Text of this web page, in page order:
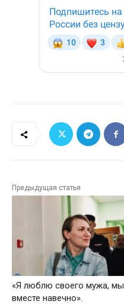
Предыдущая статья
«Я люблю своего мужа, мы
вместе навечно».